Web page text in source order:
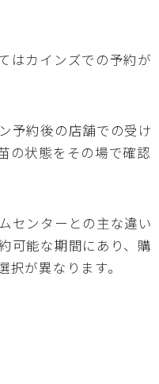
はカインズでの予約が
予約後の店舗での受け
の状態をその場で確認
センターとの主な違い
可能な期間にあり、購
が異なります。